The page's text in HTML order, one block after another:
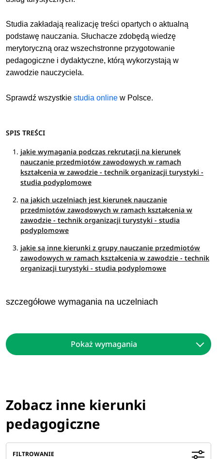
Studia zakładają realizację treści opartych o aktualną
podstawę nauczania. Słuchacze zdobędą wiedzę
merytoryczną oraz wszechstronne przygotowanie
pedagogiczne i dydaktyczne, którą wykorzystają w
zawodzie nauczyciela.
Sprawdź wszystkiestudia online w Polsce.
SPIS TREŚCI
jakie wymagania podczas rekrutacji na kierunek
nauczanie przedmiotów zawodowych w ramach
kształcenia w zawodzie - technik organizacji turystyki -
studia podyplomowe
na jakich uczelniach jest kierunek nauczanie
przedmiotów zawodowych w ramach kształcenia w
zawodzie - technik organizacji turystyki - studia
podyplomowe
jakie są inne kierunki z grupy nauczanie przedmiotów
zawodowych w ramach kształcenia w zawodzie - technik
organizacji turystyki - studia podyplomowe
szczegółowe wymagania na uczelniach
Pokaż wymagania
Zobacz inne kierunki
pedagogiczne
FILTROWANIE